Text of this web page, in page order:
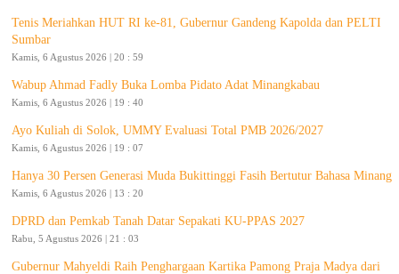
Tenis Meriahkan HUT RI ke-81, Gubernur Gandeng Kapolda dan PELTI
Sumbar
Kamis, 6 Agustus 2026 | 20 : 59
Wabup Ahmad Fadly Buka Lomba Pidato Adat Minangkabau
Kamis, 6 Agustus 2026 | 19 : 40
Ayo Kuliah di Solok, UMMY Evaluasi Total PMB 2026/2027
Kamis, 6 Agustus 2026 | 19 : 07
Hanya 30 Persen Generasi Muda Bukittinggi Fasih Bertutur Bahasa Minang
Kamis, 6 Agustus 2026 | 13 : 20
DPRD dan Pemkab Tanah Datar Sepakati KU-PPAS 2027
Rabu, 5 Agustus 2026 | 21 : 03
Gubernur Mahyeldi Raih Penghargaan Kartika Pamong Praja Madya dari